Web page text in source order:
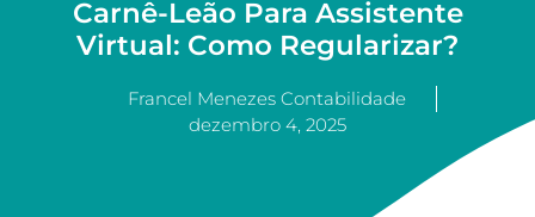
Carnê-Leão Para Assistente
Virtual: Como Regularizar?
Francel Menezes Contabilidade
dezembro 4, 2025